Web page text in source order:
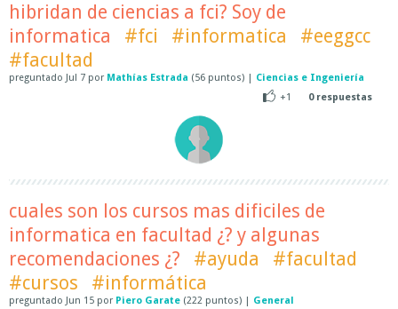
hibridan de ciencias a fci? Soy de
informatica
#fci #informatica
#eeggcc
#facultad
preguntado Jul 7 por Mathías Estrada (56 puntos) | Ciencias e Ingeniería
+1
0respuestas
cuales son los cursos mas dificiles de
informatica en facultad ¿? y algunas
recomendaciones ¿?
#ayuda
#facultad
#cursos
#informática
preguntado Jun 15 por Piero Garate (222 puntos) | General